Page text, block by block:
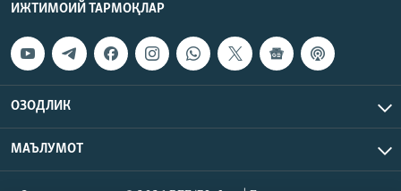
ИЖТИМОИЙ ТАРМОҚЛАР
ОЗОДЛИК
МАЪЛУМОТ